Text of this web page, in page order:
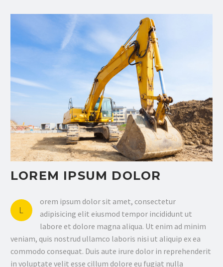
LOREM IPSUM DOLOR
L
orem ipsum dolor sit amet, consectetur
adipisicing elit eiusmod tempor incididunt ut
labore et dolore magna aliqua. Ut enim ad minim
veniam, quis nostrud ullamco laboris nisi ut aliquip ex ea
commodo consequat. Duis aute irure dolor in reprehenderit
in voluptate velit esse cillum dolore eu fugiat nulla